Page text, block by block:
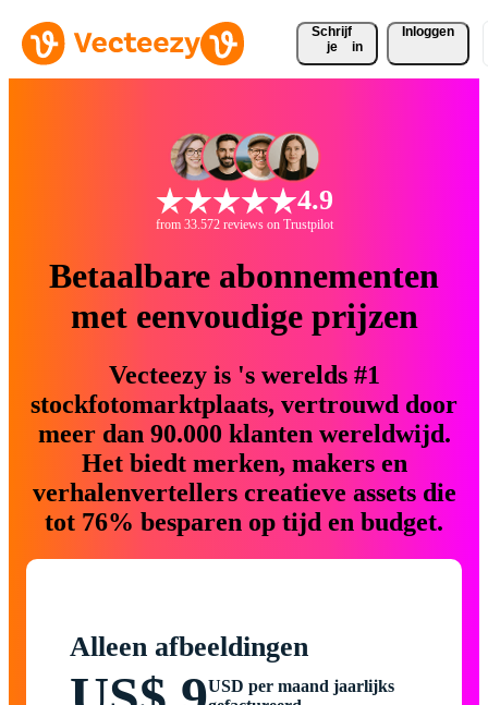
Schrijf
je
in
Inloggen
4.9
from 33.572 reviews on Trustpilot
Betaalbare abonnementen
met eenvoudige prijzen
Vecteezy is 's werelds #1
stockfotomarktplaats, vertrouwd door
meer dan 90.000 klanten wereldwijd.
Het biedt merken, makers en
verhalenvertellers creatieve assets die
tot 76% besparen op tijd en budget.
Alleen afbeeldingen
USD per maand jaarlijks